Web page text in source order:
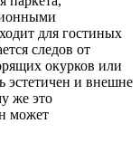
для гостиных
следов от
окурков или
эстетичен и внешне
же это
может